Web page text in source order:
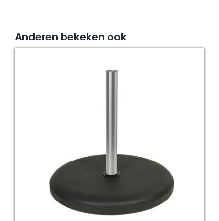
Anderen bekeken ook